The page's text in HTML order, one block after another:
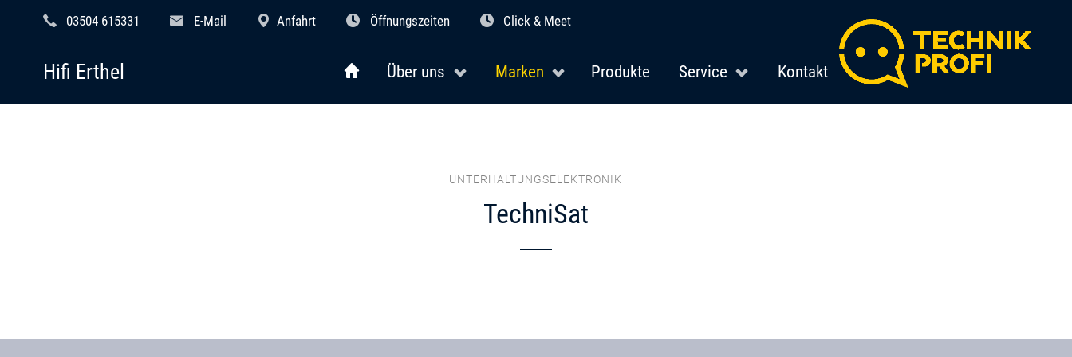
03504 615331 E-Mail Anfahrt Öffnungszeiten Click & Meet
Über uns Marken Produkte Service Kontakt
Hifi Erthel
UNTERHALTUNGSELEKTRONIK
TechniSat